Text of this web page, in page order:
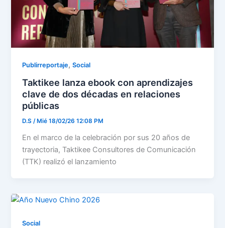
Publirreportaje,Social
Taktikee lanza ebook con aprendizajes
clave de dos décadas en relaciones
públicas
D.S /Mié 18/02/26 12:08 PM
En el marco de la celebración por sus 20 años de
trayectoria, Taktikee Consultores de Comunicación
(TTK) realizó el lanzamiento
Social